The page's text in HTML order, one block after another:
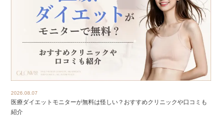
2026.08.07
医療ダイエットモニターが無料は怪しい？おすすめクリニックや口コミも
紹介